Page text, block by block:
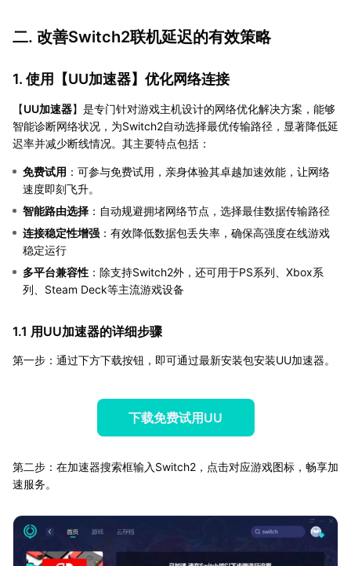
二. 改善Switch2联机延迟的有效策略
1. 使用【UU加速器】优化网络连接
【UU加速器】是专门针对游戏主机设计的网络优化解决方案，能够
智能诊断网络状况，为Switch2自动选择最优传输路径，显著降低延
迟率并减少断线情况。其主要特点包括：
免费试用 ：可参与免费试用，亲身体验其卓越加速效能，让网络
速度即刻飞升。
智能路由选择 ：自动规避拥堵网络节点，选择最佳数据传输路径
连接稳定性增强 ：有效降低数据包丢失率，确保高强度在线游戏
稳定运行
多平台兼容性 ：除支持Switch2外，还可用于PS系列、Xbox系
列、Steam Deck等主流游戏设备
1.1 用UU加速器的详细步骤
第一步：通过下方下载按钮，即可通过最新安装包安装UU加速器。
下载免费试用UU
第二步：在加速器搜索框输入Switch2，点击对应游戏图标，畅享加
速服务。